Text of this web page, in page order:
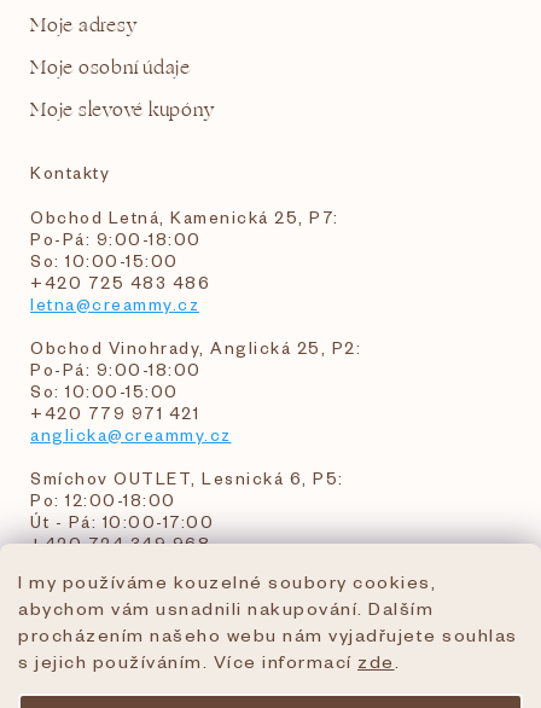
I my používáme kouzelné soubory cookies,
abychom vám usnadnili nakupování. Dalším
procházením našeho webu nám vyjadřujete souhlas
s jejich používáním. Více informací zde
Moje adresy
Moje osobní údaje
Moje slevové kupóny
Kontakty
Obchod Letná, Kamenická 25, P7:
Po-Pá: 9:00-18:00
So: 10:00-15:00
+420 725 483 486
letna@creammy.cz
Obchod Vinohrady, Anglická 25, P2:
Po-Pá: 9:00-18:00
So: 10:00-15:00
+420 779 971 421
anglicka@creammy.cz
Smíchov OUTLET, Lesnická 6, P5:
Po: 12:00-18:00
Út - Pá: 10:00-17:00
+420 724 349 968
objednavky@creammy.cz
tel:+420 724 349 968